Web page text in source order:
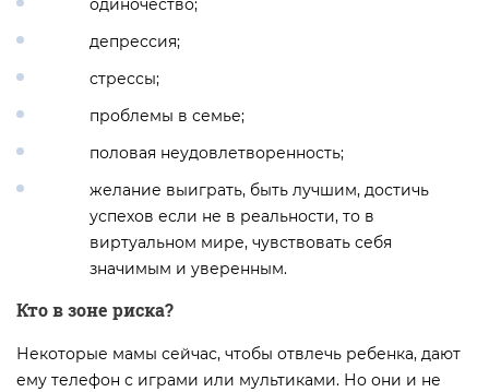
одиночество;
депрессия;
стрессы;
проблемы в семье;
половая неудовлетворенность;
желание выиграть, быть лучшим, достичь
успехов если не в реальности, то в
виртуальном мире, чувствовать себя
значимым и уверенным.
Кто в зоне риска?
Некоторые мамы сейчас, чтобы отвлечь ребенка, дают
ему телефон с играми или мультиками. Но они и не